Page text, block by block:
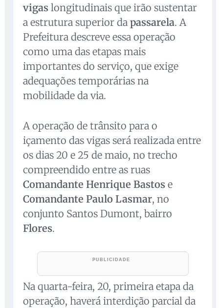
vigas longitudinais que irão sustentar
a estrutura superior da passarela. A
Prefeitura descreve essa operação
como uma das etapas mais
importantes do serviço, que exige
adequações temporárias na
mobilidade da via.
A operação de trânsito para o
içamento das vigas será realizada entre
os dias 20 e 25 de maio, no trecho
compreendido entre as ruas
Comandante Henrique Bastos e
Comandante Paulo Lasmar, no
conjunto Santos Dumont, bairro
Flores.
Na quarta-feira, 20, primeira etapa da
operação, haverá interdição parcial da